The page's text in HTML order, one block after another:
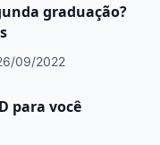
graduação?
09/2022
para você